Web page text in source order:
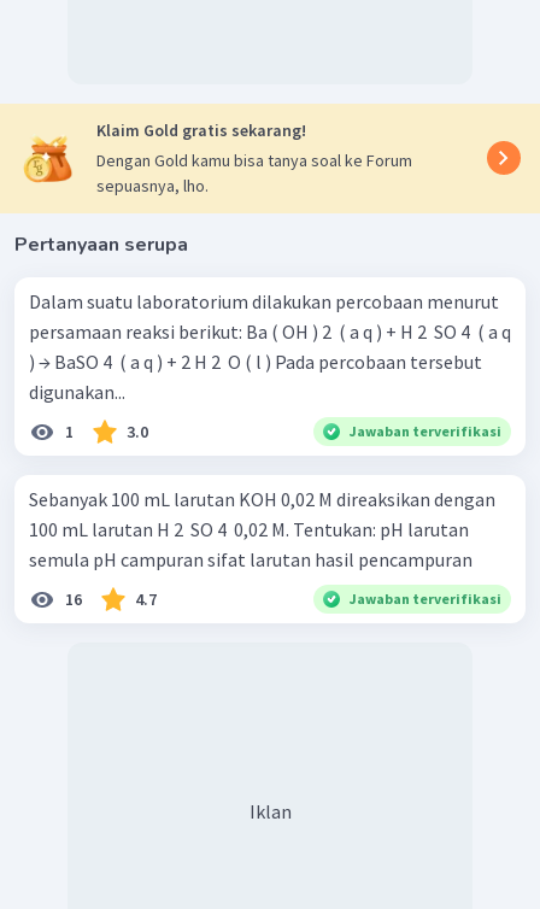
Klaim Gold gratis sekarang!
Dengan Gold kamu bisa tanya soal ke Forum
sepuasnya, lho.
Pertanyaan serupa
Dalam suatu laboratorium dilakukan percobaan menurut
persamaan reaksi berikut: Ba ( OH ) 2 ​ ( a q ) + H 2 ​ SO 4 ​ ( a q
) → BaSO 4 ​ ( a q ) + 2 H 2 ​ O ( l ) Pada percobaan tersebut
digunakan...
1 3.0 Jawaban terverifikasi
Sebanyak 100 mL larutan KOH 0,02 M direaksikan dengan
100 mL larutan H 2 ​ SO 4 ​ 0,02 M. Tentukan: pH larutan
semula pH campuran sifat larutan hasil pencampuran
16 4.7 Jawaban terverifikasi
Iklan